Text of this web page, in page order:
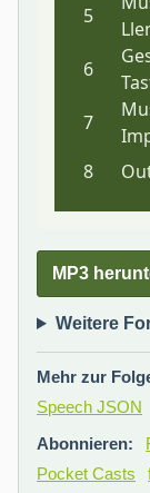
MP3
Weitere
Mehr zur
Speech JSON
Abonnieren:
Pocket Casts